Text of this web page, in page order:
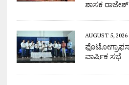
ಶಾಸಕ
AUGUST 5, 2026
ವಾರ್ಷಿಕ ಸಭೆ